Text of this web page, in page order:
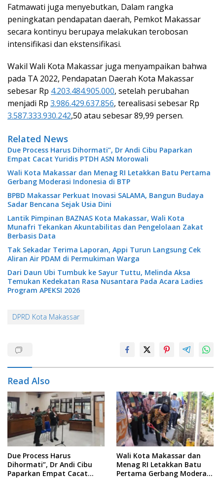
Fatmawati juga menyebutkan, Dalam rangka
peningkatan pendapatan daerah, Pemkot Makassar
secara kontinyu berupaya melakukan terobosan
intensifikasi dan ekstensifikasi.
Wakil Wali Kota Makassar juga menyampaikan bahwa
pada TA 2022, Pendapatan Daerah Kota Makassar
sebesar Rp 4.203.484.905.000, setelah perubahan
menjadi Rp 3.986.429.637.856, terealisasi sebesar Rp
3.587.333.930.242,50 atau sebesar 89,99 persen.
Related News
Due Process Harus Dihormati”, Dr Andi Cibu Paparkan
Empat Cacat Yuridis PTDH ASN Morowali
Wali Kota Makassar dan Menag RI Letakkan Batu Pertama
Gerbang Moderasi Indonesia di BTP
BPBD Makassar Perkuat Inovasi SALAMA, Bangun Budaya
Sadar Bencana Sejak Usia Dini
Lantik Pimpinan BAZNAS Kota Makassar, Wali Kota
Munafri Tekankan Akuntabilitas dan Pengelolaan Zakat
Berbasis Data
Tak Sekadar Terima Laporan, Appi Turun Langsung Cek
Aliran Air PDAM di Permukiman Warga
Dari Daun Ubi Tumbuk ke Sayur Tuttu, Melinda Aksa
Temukan Kedekatan Rasa Nusantara Pada Acara Ladies
Program APEKSI 2026
DPRD Kota Makassar
Read Also
Due Process Harus
Dihormati”, Dr Andi Cibu
Paparkan Empat Cacat
Wali Kota Makassar dan
Menag RI Letakkan Batu
Pertama Gerbang Moderasi